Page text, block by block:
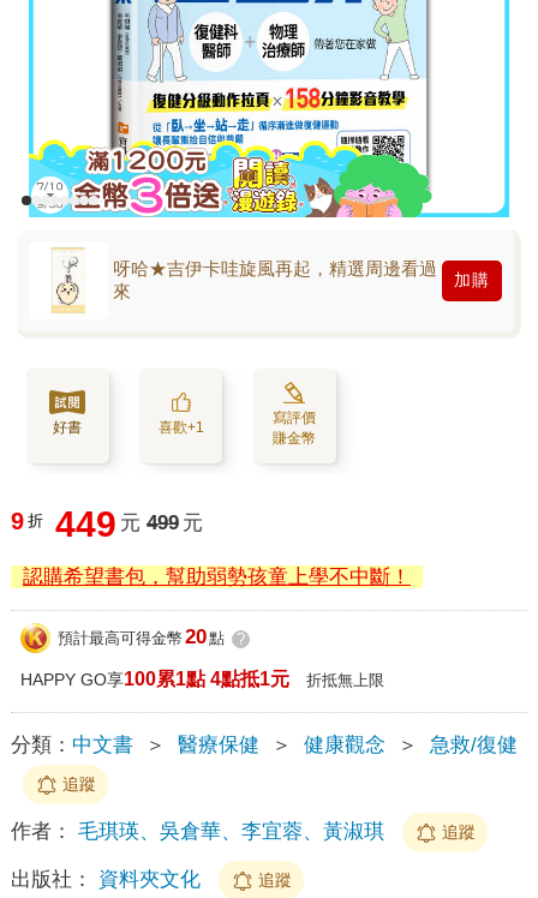
呀哈★吉伊卡哇旋風再起，精選周邊看過
來
加購
好書 喜歡+1
寫評價
賺金幣
9 折 449 元 499 元
認購希望書包，幫助弱勢孩童上學不中斷！
預計最高可得金幣 20點 ?
HAPPY GO享100累1點 4點抵1元 折抵無上限
分類： 中文書 ＞ 醫療保健 ＞ 健康觀念 ＞ 急救/復健
追蹤
作者： 毛琪瑛、吳倉華、李宜蓉、黃淑琪 追蹤
出版社： 資料夾文化 追蹤